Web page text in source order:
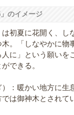
のイメージ
は初夏に花開く、し
。「しなやかに物
人に」という願いを
できる。
：暖かい地方に生
は御神木とされて